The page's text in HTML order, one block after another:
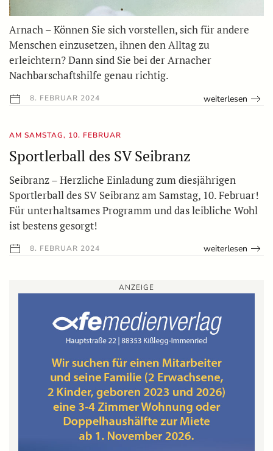
Arnach – Können Sie sich vorstellen, sich für andere
Menschen einzusetzen, ihnen den Alltag zu
erleichtern? Dann sind Sie bei der Arnacher
Nachbarschaftshilfe genau richtig.
8. FEBRUAR 2024 weiterlesen
AM SAMSTAG, 10. FEBRUAR
Sportlerball des SV Seibranz
Seibranz – Herzliche Einladung zum diesjährigen
Sportlerball des SV Seibranz am Samstag, 10. Februar!
Für unterhaltsames Programm und das leibliche Wohl
ist bestens gesorgt!
8. FEBRUAR 2024 weiterlesen
ANZEIGE